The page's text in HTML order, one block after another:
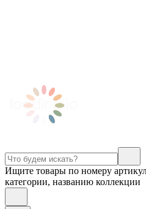
Ищите товары по номеру
категории, названию коллекции